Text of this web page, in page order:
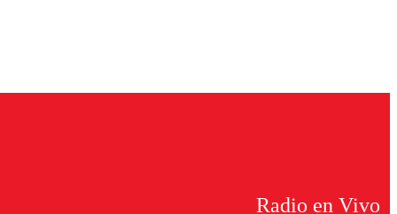
Radio en Vivo